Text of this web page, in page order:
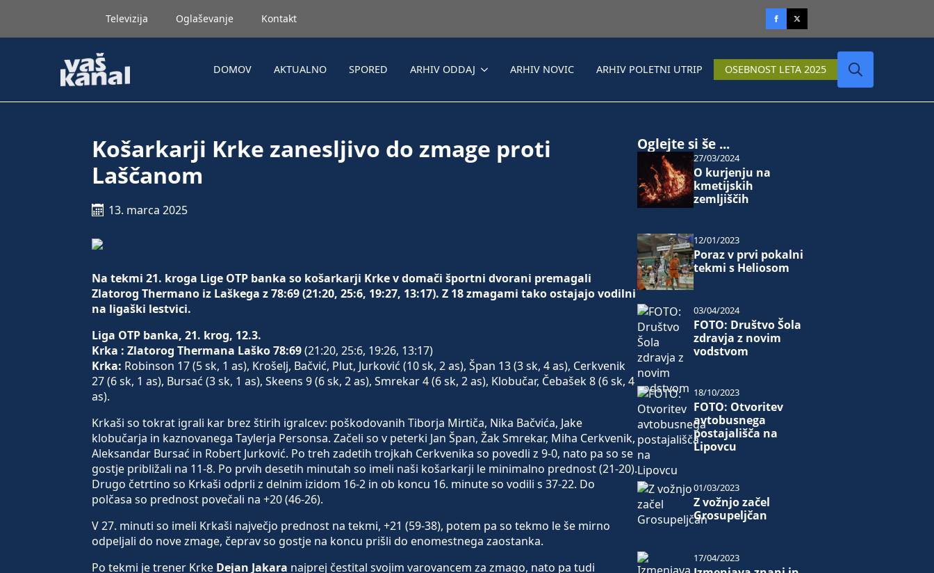
Televizija Oglaševanje Kontakt
DOMOV AKTUALNO SPORED ARHIV ODDAJ ARHIV NOVIC ARHIV POLETNI UTRIP OSEBNOST LETA 2025
Košarkarji Krke zanesljivo do zmage proti
Laščanom
13. marca 2025
Na tekmi 21. kroga Lige OTP banka so košarkarji Krke v domači športni dvorani premagali
Zlatorog Thermano iz Laškega z 78:69 (21:20, 25:6, 19:27, 13:17). Z 18 zmagami tako ostajajo vodilni
na ligaški lestvici.
Liga OTP banka, 21. krog, 12.3.
Krka : Zlatorog Thermana Laško 78:69(21:20, 25:6, 19:26, 13:17)
Krka: Robinson 17 (5 sk, 1 as), Krošelj, Bačvić, Plut, Jurković (10 sk, 2 as), Špan 13 (3 sk, 4 as), Cerkvenik
27 (6 sk, 1 as), Bursać (3 sk, 1 as), Skeens 9 (6 sk, 2 as), Smrekar 4 (6 sk, 2 as), Klobučar, Čebašek 8 (6 sk, 4
as).
Krkaši so tokrat igrali kar brez štirih igralcev: poškodovanih Tiborja Mirtiča, Nika Bačvića, Jake
klobučarja in kaznovanega Taylerja Personsa. Začeli so v peterki Jan Špan, Žak Smrekar, Miha Cerkvenik,
Aleksandar Bursać in Robert Jurković. Po treh zadetih trojkah Cerkvenika so povedli z 9-0, nato pa so se
gostje približali na 11-8. Po prvih desetih minutah so imeli naši košarkarji le minimalno prednost (21-20).
Drugo četrtino so Krkaši odprli z delnim izidom 16-2 in ob koncu 16. minute so vodili s 37-22. Do
polčasa so prednost povečali na +20 (46-26).
V 27. minuti so imeli Krkaši največjo prednost na tekmi, +21 (59-38), potem pa so tekmo le še mirno
odpeljali do nove zmage, čeprav so gostje na koncu prišli do enomestnega zaostanka.
Po tekmi je trener Krke Dejan Jakara najprej čestital svojim varovancem za zmago, nato pa tudi
Oglejte si še ...
O kurjenju na
kmetijskih
zemljiščih
27/03/2024
Poraz v prvi pokalni
tekmi s Heliosom
12/01/2023
FOTO: Društvo Šola
zdravja z novim
vodstvom
03/04/2024
FOTO: Otvoritev
avtobusnega
postajališča na
Lipovcu
18/10/2023
Z vožnjo začel
Grosupeljčan
01/03/2023
17/04/2023